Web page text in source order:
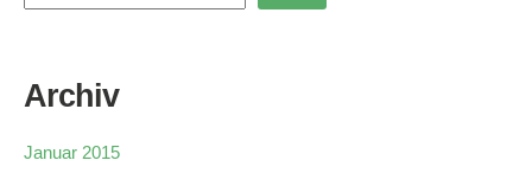
Archiv
Januar 2015